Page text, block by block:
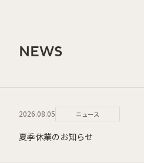
NEWS
2026.08.05 ニュース
夏季休業のお知らせ